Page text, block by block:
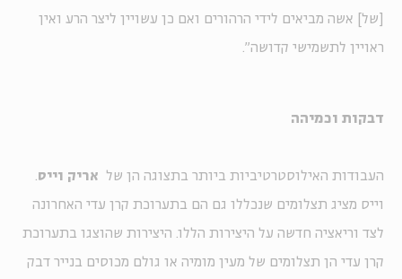
[של] אשה מביאים לידי הרהורים ואם כן עשויין ליצר הרע ואין
ראויין לתשמישי קדושה".
דבקות וכמיהה
העבודות האילוסטרטיביות ביותר בתצוגה הן של אריק וייס.
וייס מציג תצלומים שנכללו גם הם בתערוכת קרן עדי האחרונה
לצד וריאציה חדשה על היצירות הללו. היצירות שהוצגו בתערוכת
קרן עדי הן תצלומים של מעין מומיה או גולם מכוסים בנייר דבק